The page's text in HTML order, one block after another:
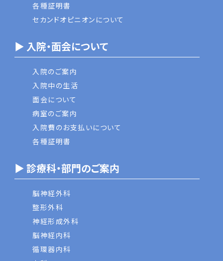
各種証明書
セカンドオピニオンについて
▶ 入院・面会について
入院のご案内
入院中の生活
面会について
病室のご案内
入院費のお支払いについて
各種証明書
▶ 診療科・部門のご案内
脳神経外科
整形外科
神経形成外科
脳神経内科
循環器内科